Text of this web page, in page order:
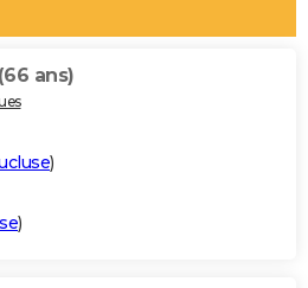
(66 ans)
)
)